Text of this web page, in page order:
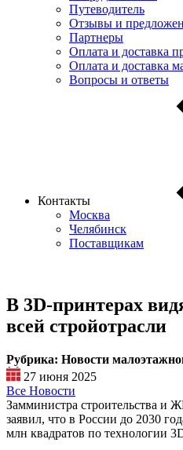
Путеводитель
Отзывы и
Партнеры
Оплата и доставка
Оплата и доставка
Вопросы и ответы
Контакты
Москва
Челябинск
Поставщикам
В 3D-принтерах
всей стройотрасли
Рубрика: Новости
27 июня 2025
Все Новости
Замминистра строительства и
заявил, что в России до 2030
млн квадратов по технологии